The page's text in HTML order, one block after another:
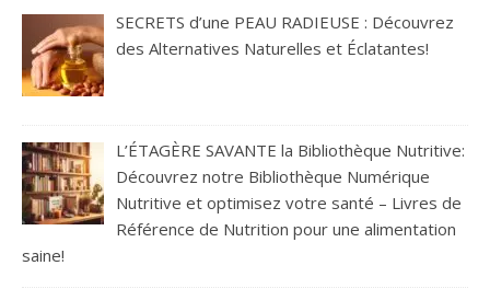
SECRETS d’une PEAU RADIEUSE : Découvrez
des Alternatives Naturelles et Éclatantes!
L’ÉTAGÈRE SAVANTE la Bibliothèque Nutritive:
Découvrez notre Bibliothèque Numérique
Nutritive et optimisez votre santé – Livres de
Référence de Nutrition pour une alimentation
saine!